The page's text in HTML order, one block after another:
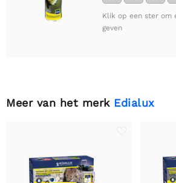
Klik op een ster om
geven
Meer van het merk Edialux